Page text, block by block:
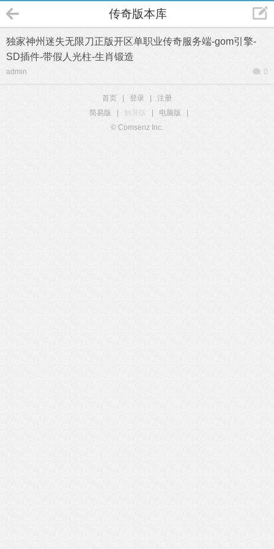
传奇版本库
独家神州迷失无限刀正版开区单职业传奇服务端-gom引擎-
SD插件-带假人光柱-生肖锻造
admin 0
首页 登录
注册
简易版
触屏版 电脑版
© Comsenz Inc.